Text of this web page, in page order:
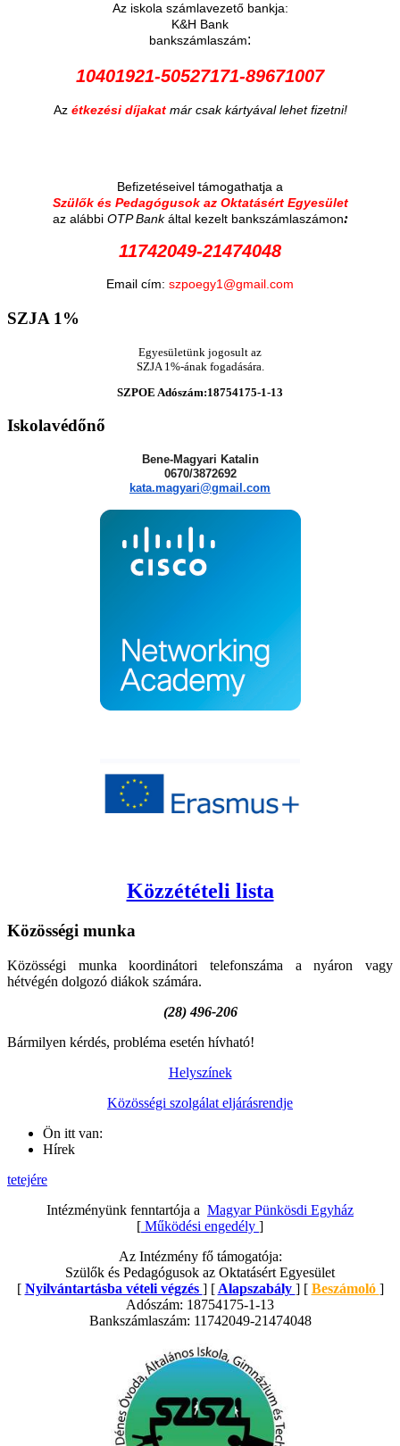
Az iskola számlavezető bankja:
K&H Bank
bankszámlaszám:
10401921-50527171-89671007
Az étkezési díjakat már csak kártyával lehet fizetni!
Befizetéseivel támogathatja a
Szülők és Pedagógusok az Oktatásért Egyesület
az alábbi OTP Bankáltal kezelt bankszámlaszámon:
11742049-21474048
Email cím: szpoegy1@gmail.com
SZJA 1%
Egyesületünk jogosult az
SZJA 1%-ának fogadására.
SZPOE Adószám:18754175-1-13
Iskolavédőnő
Bene-Magyari Katalin
0670/3872692
kata.magyari@gmail.com
Közzétételi lista
Közösségi munka
Közösségi munka koordinátori telefonszáma a nyáron vagy
hétvégén dolgozó diákok számára.
(28) 496-206
Bármilyen kérdés, probléma esetén hívható!
Helyszínek
Közösségi szolgálat eljárásrendje
Ön itt van:
Hírek
tetejére
Intézményünk fenntartója a Magyar Pünkösdi Egyház
[ Működési engedély ]
Az Intézmény fő támogatója:
Szülők és Pedagógusok az Oktatásért Egyesület
[ Nyilvántartásba vételi végzés ] [ Alapszabály ] [ Beszámoló ]
Adószám: 18754175-1-13
Bankszámlaszám: 11742049-21474048